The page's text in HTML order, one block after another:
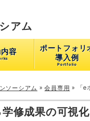
アム
容
ポートフォリ
導入例
ソーシアム »会員専用 » 「
修成果の可視